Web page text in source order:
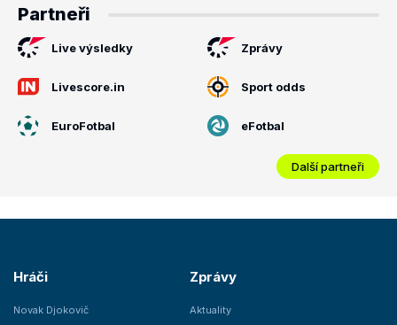
Partneři
Live výsledky Zprávy
Livescore.in Sport odds
EuroFotbal eFotbal
Další partneři
Hráči
Novak Djokovič
Zprávy
Aktuality